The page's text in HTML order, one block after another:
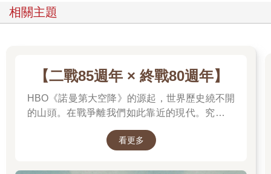
政治不再涉及實質公共政策的理性討論，而成為表演與聲量的追
求與惡鬥。語言原本是政治的核心，因為政治理念必須依賴語言
亂語，只剩下輕薄、惡意、犬儒主義、利益交換和赤裸裸的詐
術。如此，原本作為溝通倫理的條件，作為台灣獨立礎石的言論
自由異化成了放縱，墮落為妨礙溝通、破壞團結，乃至腐蝕台灣
獨立的暗黑力量。
化，當然不會讓我們因此得出了必須拋棄、限制言論自由以保護
台灣獨立的結論。我們不能放棄言論自由，因為它不僅是我們立
相關主題
【二戰85週年 × 終戰80週年】
HBO《諾曼第大空降》的源起，世界歷史繞不開
的山頭。在戰爭離我們如此靠近的現代。究竟是
後、影響至今的軍事衝突？我們站在世界和平的
理由。
看更多